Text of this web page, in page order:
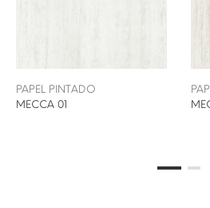
PAPEL PINTADO
MECCA 01